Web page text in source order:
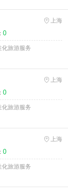
上海
0
旅游服务
上海
0
旅游服务
上海
0
化旅游服务